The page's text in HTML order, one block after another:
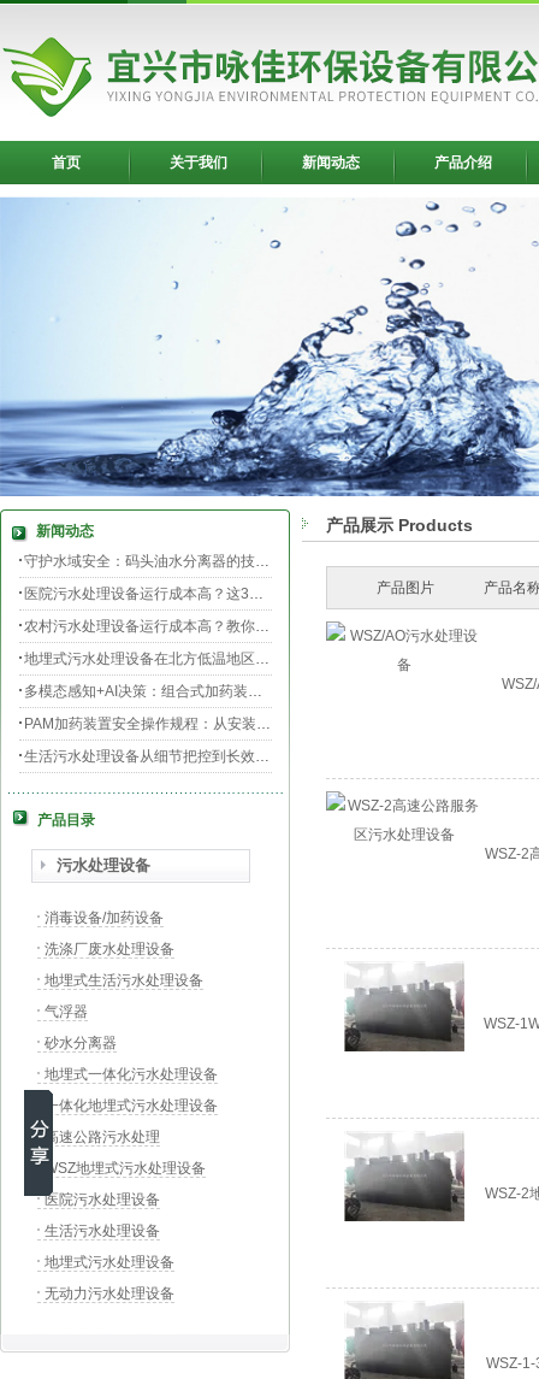
首页 关于我们 新闻动态 产品介绍
新闻动态
守护水域安全：码头油水分离器的技术升级与效能提升
医院污水处理设备运行成本高？这3个环节最烧钱
农村污水处理设备运行成本高？教你三招轻松降低运维费用！
地埋式污水处理设备在北方低温地区的运行稳定性：挑战与对策
多模态感知+AI决策：组合式加药装置的智能运维新范式
PAM加药装置安全操作规程：从安装到运维的全流程规范
生活污水处理设备从细节把控到长效运行的全流程指南
膜片曝气器安装指南，从池底准备到运行测试
PAC加药装置工业水处理的“化学魔法师”
产品目录
污水处理设备
消毒设备/加药设备
洗涤厂废水处理设备
地埋式生活污水处理设备
气浮器
砂水分离器
地埋式一体化污水处理设备
一体化地埋式污水处理设备
高速公路污水处理
WSZ地埋式污水处理设备
医院污水处理设备
生活污水处理设备
地埋式污水处理设备
无动力污水处理设备
产品展示 Products
产品图片 产品名
WSZ-2
WSZ-
WSZ-2
WSZ-